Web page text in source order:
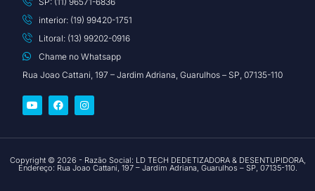
interior: (19) 99420-1751
Litoral: (13) 99202-0916
Chame no Whatsapp
Rua Joao Cattani, 197 – Jardim Adriana, Guarulhos – SP, 07135-110
Copyright © 2026 - Razão Social: LD TECH DEDETIZADORA & DESENTUPIDORA,
Endereço: Rua Joao Cattani, 197 – Jardim Adriana, Guarulhos – SP, 07135-110.